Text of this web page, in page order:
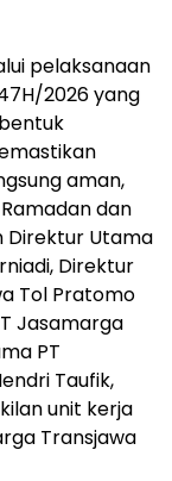
pelaksanaan
2026 yang
aman,
dan
Direktur Utama
Direktur
Tol Pratomo
Jasamarga
PT
Taufik,
unit kerja
Transjawa